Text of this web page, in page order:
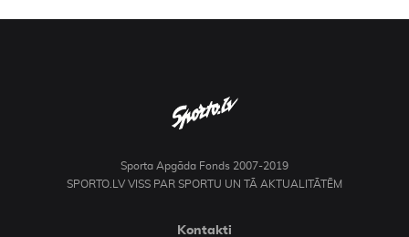
Sporta Apgāda Fonds 2007-2019
SPORTO.LV VISS PAR SPORTU UN TĀ AKTUALITĀTĒM
Kontakti